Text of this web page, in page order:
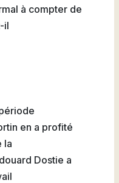
à compter de
il
en a profité
la
Dostie a